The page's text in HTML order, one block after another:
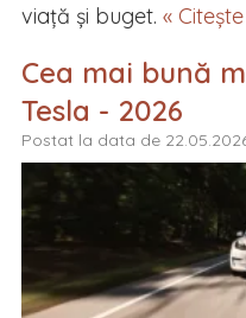
viață și buget. «
Cea mai bună
Tesla - 2026
Postat la data de